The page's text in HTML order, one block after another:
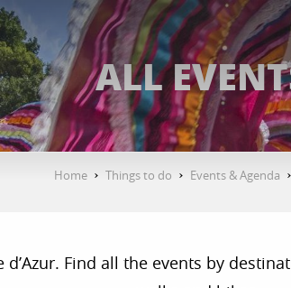
ALL
Home Things to do Events & Agenda
d’Azur. Find all the events by